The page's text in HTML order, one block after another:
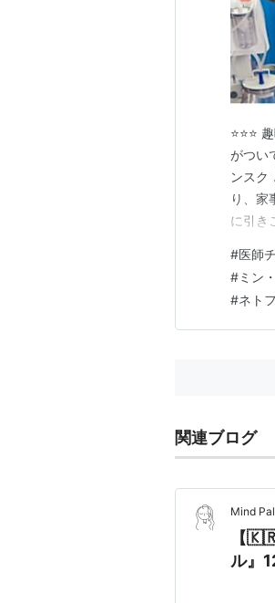
⭐⭐⭐
がつい
ンスク
り、家
に引き
トだっ
レジテ
#医師
#ミン
#ネト
関連ブログ
Mind
【
ル』